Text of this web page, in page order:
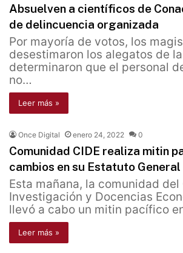
Absuelven a científicos de
de delincuencia organizada
Por mayoría de votos, los
desestimaron los alegatos de la
determinaron que el personal
no…
Leer más »
Once Digital enero 24, 2022 0
Comunidad CIDE realiza mitin
cambios en su Estatuto General
Esta mañana, la comunidad del
Investigación y Docencias
llevó a cabo un mitin pacífico
Leer más »